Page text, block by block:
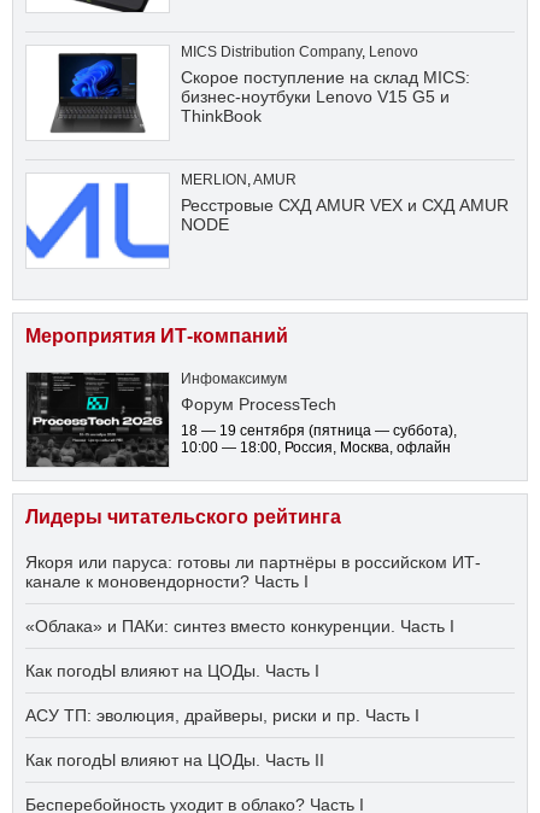
MICS Distribution Company, Lenovo
Скорое поступление на склад MICS:
бизнес-ноутбуки Lenovo V15 G5 и
ThinkBook
MERLION ,AMUR
Ресстровые СХД AMUR VEX и СХД AMUR
NODE
Мероприятия ИТ-компаний
Инфомаксимум
Форум ProcessTech
18 — 19 сентября (пятница — суббота),
10:00 — 18:00, Россия, Москва, офлайн
Лидеры читательского рейтинга
Якоря или паруса: готовы ли партнёры в российском ИТ-
канале к моновендорности? Часть I
«Облака» и ПАКи: синтез вместо конкуренции. Часть I
Как погодЫ влияют на ЦОДы. Часть I
АСУ ТП: эволюция, драйверы, риски и пр. Часть I
Как погодЫ влияют на ЦОДы. Часть II
Бесперебойность уходит в облако? Часть I